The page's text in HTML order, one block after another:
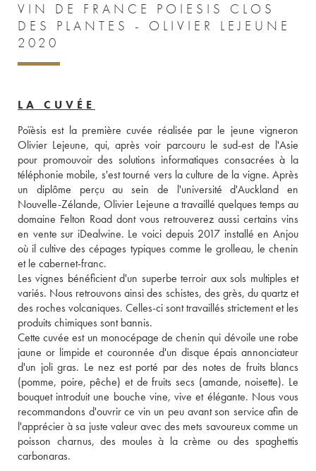
VIN DE FRANCE POIESIS CLOS
DES PLANTES - OLIVIER LEJEUNE
2020
LA CUVÉE
Poïèsis est la première cuvée réalisée par le jeune vigneron
Olivier Lejeune, qui, après voir parcouru le sud-est de l'Asie
pour promouvoir des solutions informatiques consacrées à la
téléphonie mobile, s'est tourné vers la culture de la vigne. Après
un diplôme perçu au sein de l'université d'Auckland en
Nouvelle-Zélande, Olivier Lejeune a travaillé quelques temps au
domaine Felton Road dont vous retrouverez aussi certains vins
en vente sur iDealwine. Le voici depuis 2017 installé en Anjou
où il cultive des cépages typiques comme le grolleau, le chenin
et le cabernet-franc.
Les vignes bénéficient d'un superbe terroir aux sols multiples et
variés. Nous retrouvons ainsi des schistes, des grès, du quartz et
des roches volcaniques. Celles-ci sont travaillés strictement et les
produits chimiques sont bannis.
Cette cuvée est un monocépage de chenin qui dévoile une robe
jaune or limpide et couronnée d'un disque épais annonciateur
d'un joli gras. Le nez est porté par des notes de fruits blancs
(pomme, poire, pêche) et de fruits secs (amande, noisette). Le
bouquet introduit une bouche vine, vive et élégante. Nous vous
recommandons d'ouvrir ce vin un peu avant son service afin de
l'apprécier à sa juste valeur avec des mets savoureux comme un
poisson charnus, des moules à la crème ou des spaghettis
carbonaras.